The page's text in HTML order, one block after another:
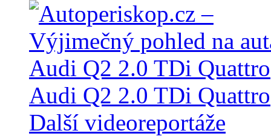
Audi Q2 2.0 TDi Quattro
Další videoreportáže